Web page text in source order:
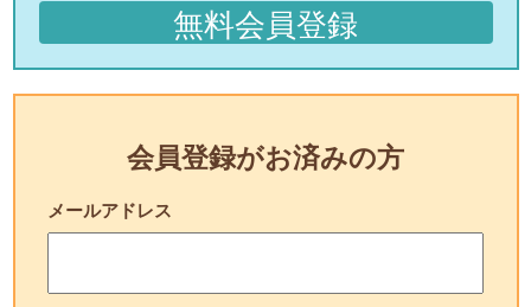
無料会員登録
会員登録がお済みの方
メールアドレス